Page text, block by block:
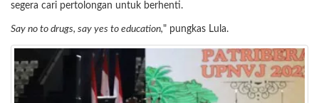
segera cari pertolongan untuk berhenti.
Say no to drugs, say yes to education," pungkas Lula.